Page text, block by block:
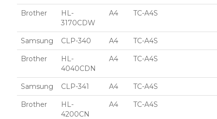
Brother
HL-
3170CDW
A4 TC-A4S
Samsung CLP-340 A4 TC-A4S
Brother
HL-
4040CDN
A4 TC-A4S
Samsung CLP-341 A4 TC-A4S
Brother
HL-
4200CN
A4 TC-A4S